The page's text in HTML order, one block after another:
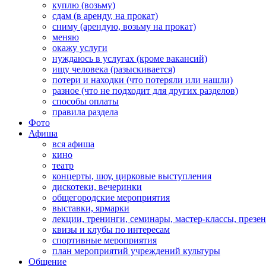
куплю (возьму)
сдам (в аренду, на прокат)
сниму (арендую, возьму на прокат)
меняю
окажу услуги
нуждаюсь в услугах (кроме вакансий)
ищу человека (разыскивается)
потери и находки (что потеряли или нашли)
разное (что не подходит для других разделов)
способы оплаты
правила раздела
Фото
Афиша
вся афиша
кино
театр
концерты, шоу, цирковые выступления
дискотеки, вечеринки
общегородские мероприятия
выставки, ярмарки
лекции, тренинги, семинары, мастер-классы,
квизы и клубы по интересам
спортивные мероприятия
план мероприятий учреждений культуры
Общение